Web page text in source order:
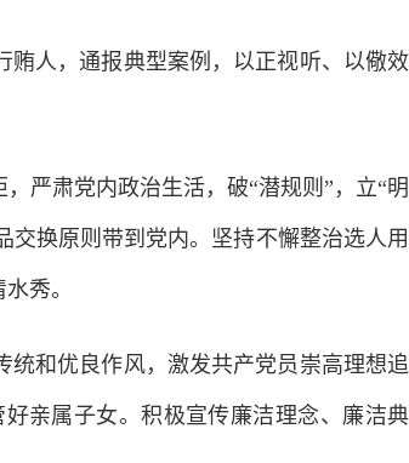
人，通报典型案例，以正视听、以儆效
严肃党内政治生活，破“潜规则”，立“明
交换原则带到党内。坚持不懈整治选人用
秀。
和优良作风，激发共产党员崇高理想追
亲属子女。积极宣传廉洁理念、廉洁典